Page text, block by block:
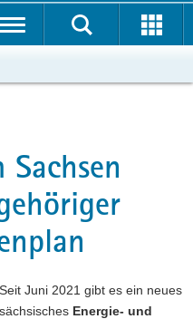
Seit Juni 2021 gibt es ein neues
sächsisches Energie- und